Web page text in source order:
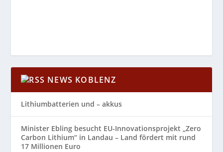
NEWS KOBLENZ
Lithiumbatterien und – akkus
Minister Ebling besucht EU-Innovationsprojekt „Zero
Carbon Lithium“ in Landau – Land fördert mit rund
17 Millionen Euro